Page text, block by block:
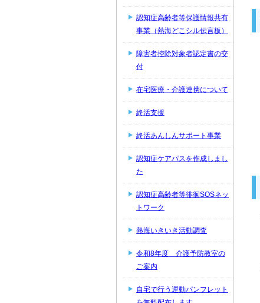
認知症高齢者等保護情報共有
事業（熱海どこシル伝言板）
障害者控除対象者認定書の交
付
在宅医療・介護連携について
終活支援
終活あんしんサポート事業
認知症ケアパスを作成しまし
た
認知症高齢者等徘徊SOSネッ
トワーク
熱海いきいき活動調査
令和8年度 介護予防教室の
ご案内
自宅で行う運動パンフレット